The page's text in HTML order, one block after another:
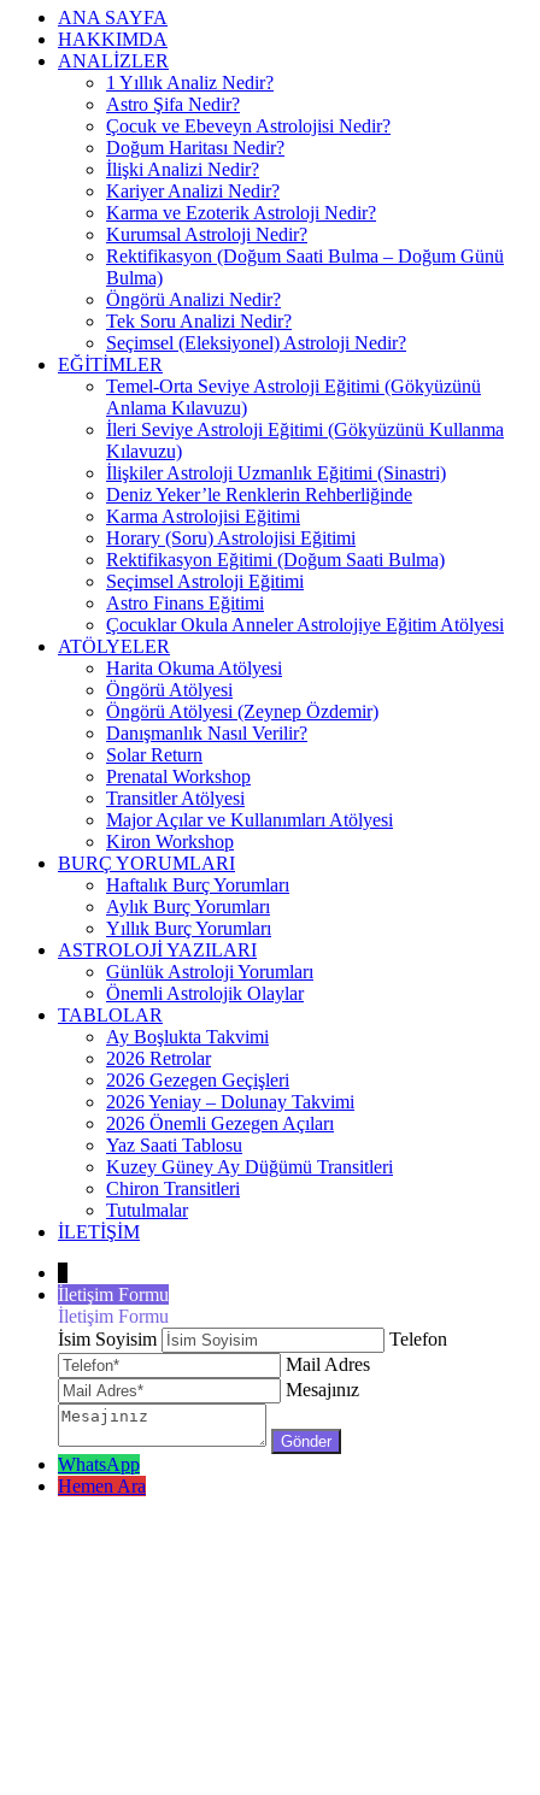
ANA SAYFA
HAKKIMDA
ANALİZLER
1 Yıllık Analiz Nedir?
Astro Şifa Nedir?
Çocuk ve Ebeveyn Astrolojisi Nedir?
Doğum Haritası Nedir?
İlişki Analizi Nedir?
Kariyer Analizi Nedir?
Karma ve Ezoterik Astroloji Nedir?
Kurumsal Astroloji Nedir?
Rektifikasyon (Doğum Saati Bulma – Doğum Günü
Bulma)
Öngörü Analizi Nedir?
Tek Soru Analizi Nedir?
Seçimsel (Eleksiyonel) Astroloji Nedir?
EĞİTİMLER
Temel-Orta Seviye Astroloji Eğitimi (Gökyüzünü
Anlama Kılavuzu)
İleri Seviye Astroloji Eğitimi (Gökyüzünü Kullanma
Kılavuzu)
İlişkiler Astroloji Uzmanlık Eğitimi (Sinastri)
Deniz Yeker’le Renklerin Rehberliğinde
Karma Astrolojisi Eğitimi
Horary (Soru) Astrolojisi Eğitimi
Rektifikasyon Eğitimi (Doğum Saati Bulma)
Seçimsel Astroloji Eğitimi
Astro Finans Eğitimi
Çocuklar Okula Anneler Astrolojiye Eğitim Atölyesi
ATÖLYELER
Harita Okuma Atölyesi
Öngörü Atölyesi
Öngörü Atölyesi (Zeynep Özdemir)
Danışmanlık Nasıl Verilir?
Solar Return
Prenatal Workshop
Transitler Atölyesi
Major Açılar ve Kullanımları Atölyesi
Kiron Workshop
BURÇ YORUMLARI
Haftalık Burç Yorumları
Aylık Burç Yorumları
Yıllık Burç Yorumları
ASTROLOJİ YAZILARI
Günlük Astroloji Yorumları
Önemli Astrolojik Olaylar
TABLOLAR
Ay Boşlukta Takvimi
2026 Retrolar
2026 Gezegen Geçişleri
2026 Yeniay – Dolunay Takvimi
2026 Önemli Gezegen Açıları
Yaz Saati Tablosu
Kuzey Güney Ay Düğümü Transitleri
Chiron Transitleri
Tutulmalar
İLETİŞİM
İletişim Formu
İletişim Formu
İsim Soyisim
Telefon
Mail Adres
Mesajınız
WhatsApp
Hemen Ara